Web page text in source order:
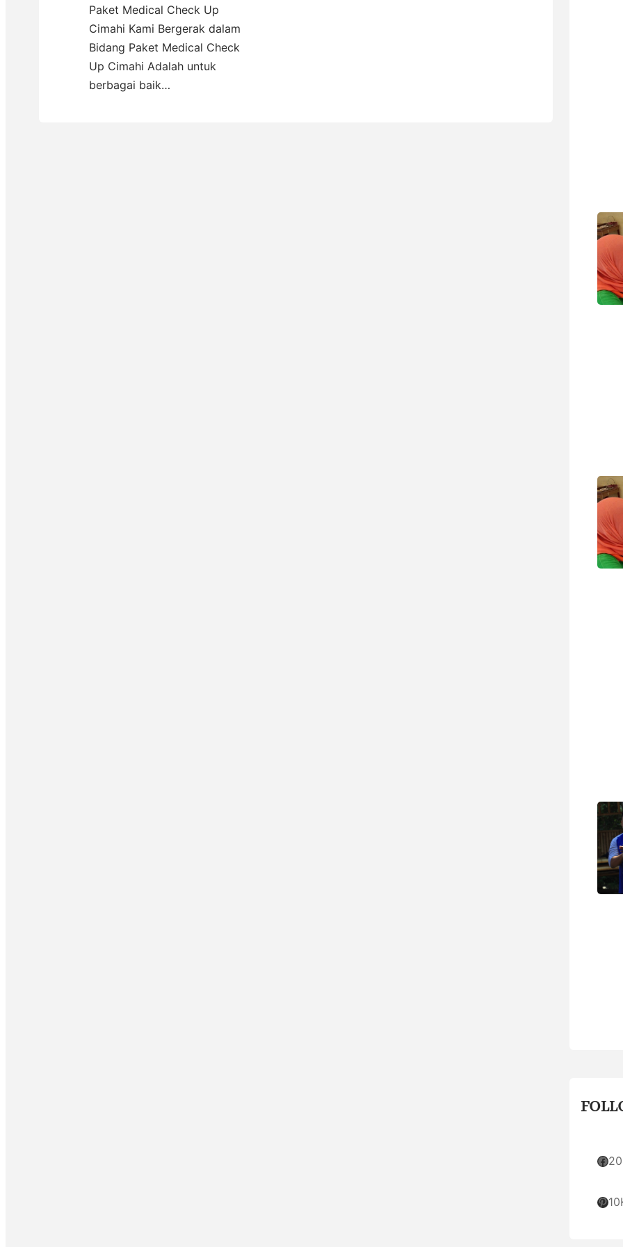
Paket Medical Check Up
Cimahi Kami Bergerak dalam
Bidang Paket Medical Check
Up Cimahi Adalah untuk
berbagai baik…
Facebook
Pinterest